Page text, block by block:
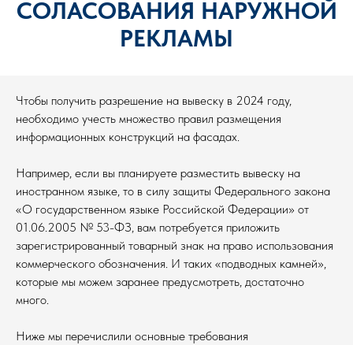
СОЛАСОВАНИЯ НАРУЖНОЙ
РЕКЛАМЫ
Чтобы получить разрешение на вывеску в 2024 году,
необходимо учесть множество правил размещения
информационных конструкций на фасадах.
Например, если вы планируете разместить вывеску на
иностранном языке, то в силу защиты Федерального закона
«О государственном языке Российской Федерации» от
01.06.2005 № 53-ФЗ, вам потребуется приложить
зарегистрированный товарный знак на право использования
коммерческого обозначения. И таких «подводных камней»,
которые мы можем заранее предусмотреть, достаточно
много.
Ниже мы перечислили основные требования